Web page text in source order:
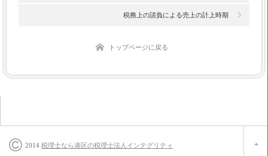
税務上の請負による売上の計上時期
トップページに戻る
2014 税理士なら港区の税理士法人インテグリティ